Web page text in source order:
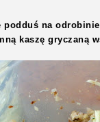
podduś na
kaszę gryczaną